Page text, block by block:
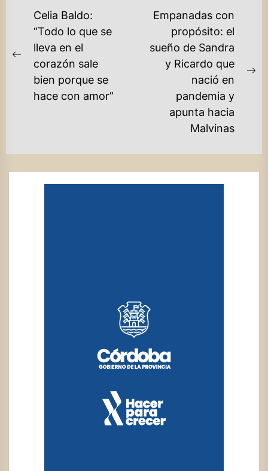
NAVEGACIÓN
ENTRADAS
Previous
post:
Celia Baldo:
“Todo lo que se
lleva en el
corazón sale
bien porque se
hace con amor”
Empanadas con
propósito: el
sueño de Sandra
y Ricardo que
nació en
pandemia y
apunta hacia
Malvinas